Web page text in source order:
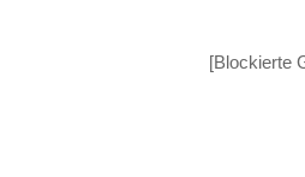
[Blockierte